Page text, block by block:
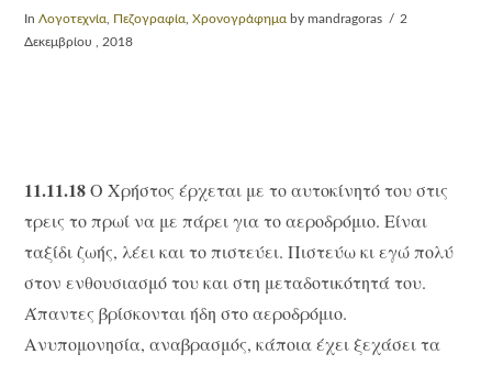
InΛογοτεχνία Πεζογραφία ,Χρονογράφημα by mandragoras
2
Δεκεμβρίου , 2018
11.11.18Ο Χρήστος έρχεται με το αυτοκίνητό του στις
τρεις το πρωί να με πάρει για το αεροδρόμιο. Είναι
ταξίδι ζωής, λέει και το πιστεύει. Πιστεύω κι εγώ πολύ
στον ενθουσιασμό του και στη μεταδοτικότητά του.
Άπαντες βρίσκονται ήδη στο αεροδρόμιο.
Ανυπομονησία, αναβρασμός, κάποια έχει ξεχάσει τα